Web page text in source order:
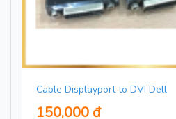
Cable Displayport to DVI Dell
150,000 đ